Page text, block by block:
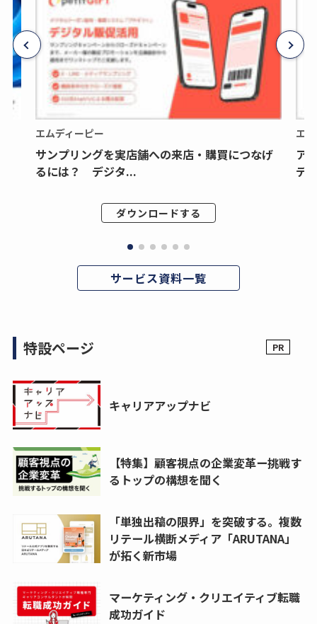
エムディーピー
サンプリングを実店舗への来店・購買につなげ
るには？ デジタ...
ダウンロードする
エ
ア
デ
サービス資料一覧
特設ページ
キャリアアップナビ
【特集】顧客視点の企業変革ー挑戦す
るトップの構想を聞く
「単独出稿の限界」を突破する。複数
リテール横断メディア「ARUTANA」
が拓く新市場
マーケティング・クリエイティブ転職
成功ガイド